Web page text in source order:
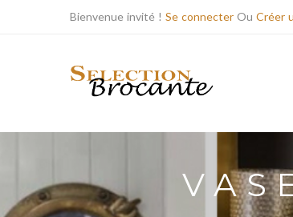
Bienvenue invité ! Se connecter Ou Créer